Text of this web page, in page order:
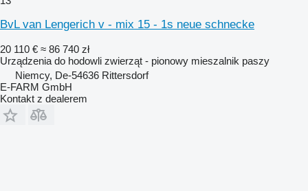
BvL van Lengerich v - mix 15 - 1s neue schnecke
20 110 € ≈ 86 740 zł
Urządzenia do hodowli zwierząt - pionowy mieszalnik paszy
Niemcy, De-54636 Rittersdorf
E-FARM GmbH
Kontakt z dealerem